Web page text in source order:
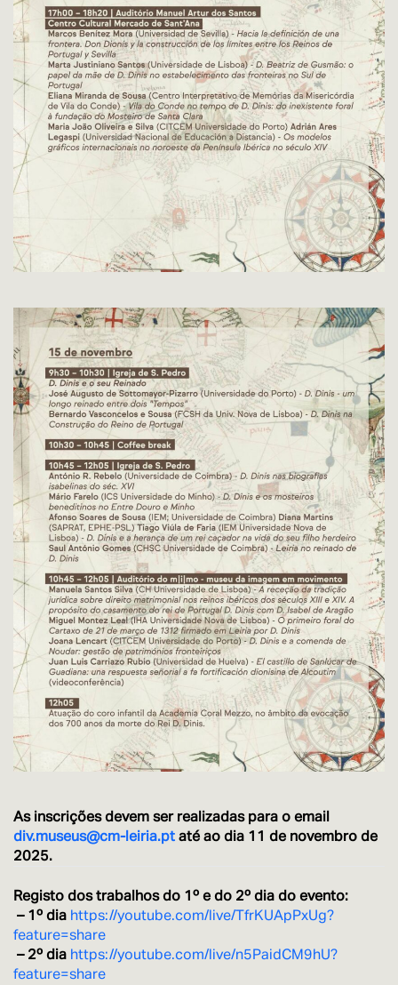
As inscrições devem ser realizadas para o email
div.museus@cm-leiria.ptaté ao dia 11 de novembro de
2025.
Registo dos trabalhos do 1º e do 2º dia do evento:
– 1º dia https://youtube.com/live/TfrKUApPxUg?
feature=share
– 2º dia https://youtube.com/live/n5PaidCM9hU?
feature=share